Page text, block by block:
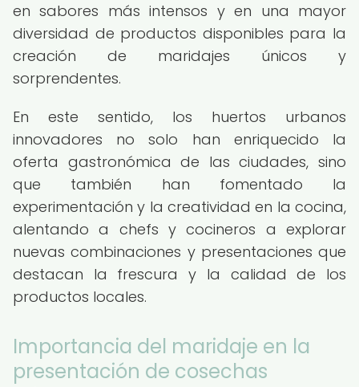
en sabores más intensos y en una mayor
diversidad de productos disponibles para la
creación de maridajes únicos y
sorprendentes.
En este sentido, los huertos urbanos
innovadores no solo han enriquecido la
oferta gastronómica de las ciudades, sino
que también han fomentado la
experimentación y la creatividad en la cocina,
alentando a chefs y cocineros a explorar
nuevas combinaciones y presentaciones que
destacan la frescura y la calidad de los
productos locales.
Importancia del maridaje en la
presentación de cosechas